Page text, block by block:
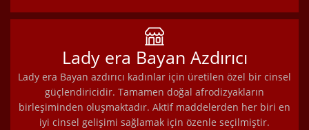
Lady era Bayan Azdırıcı
Lady era Bayan azdırıcı kadınlar için üretilen özel bir cinsel
güçlendiricidir. Tamamen doğal afrodizyakların
birleşiminden oluşmaktadır. Aktif maddelerden her biri en
iyi cinsel gelişimi sağlamak için özenle seçilmiştir.